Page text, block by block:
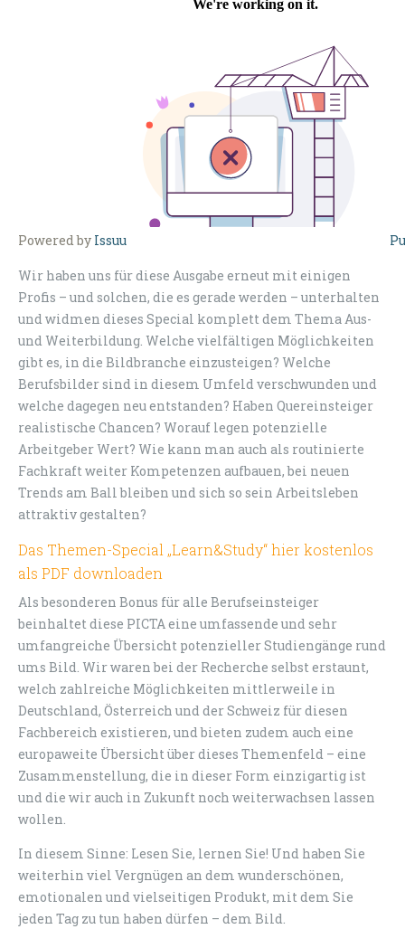
Powered by Issuu
Wir haben uns für diese Ausgabe erneut mit einigen
Profis – und solchen, die es gerade werden – unterhalten
und widmen dieses Special komplett dem Thema Aus-
und Weiterbildung. Welche vielfältigen Möglichkeiten
gibt es, in die Bildbranche einzusteigen? Welche
Berufsbilder sind in diesem Umfeld verschwunden und
welche dagegen neu entstanden? Haben Quereinsteiger
realistische Chancen? Worauf legen potenzielle
Arbeitgeber Wert? Wie kann man auch als routinierte
Fachkraft weiter Kompetenzen aufbauen, bei neuen
Trends am Ball bleiben und sich so sein Arbeitsleben
attraktiv gestalten?
Das Themen-Special „Learn&Study“ hier kostenlos
als PDF downloaden
Als besonderen Bonus für alle Berufseinsteiger
beinhaltet diese PICTA eine umfassende und sehr
umfangreiche Übersicht potenzieller Studiengänge rund
ums Bild. Wir waren bei der Recherche selbst erstaunt,
welch zahlreiche Möglichkeiten mittlerweile in
Deutschland, Österreich und der Schweiz für diesen
Fachbereich existieren, und bieten zudem auch eine
europaweite Übersicht über dieses Themenfeld – eine
Zusammenstellung, die in dieser Form einzigartig ist
und die wir auch in Zukunft noch weiterwachsen lassen
wollen.
In diesem Sinne: Lesen Sie, lernen Sie! Und haben Sie
weiterhin viel Vergnügen an dem wunderschönen,
emotionalen und vielseitigen Produkt, mit dem Sie
jeden Tag zu tun haben dürfen – dem Bild.